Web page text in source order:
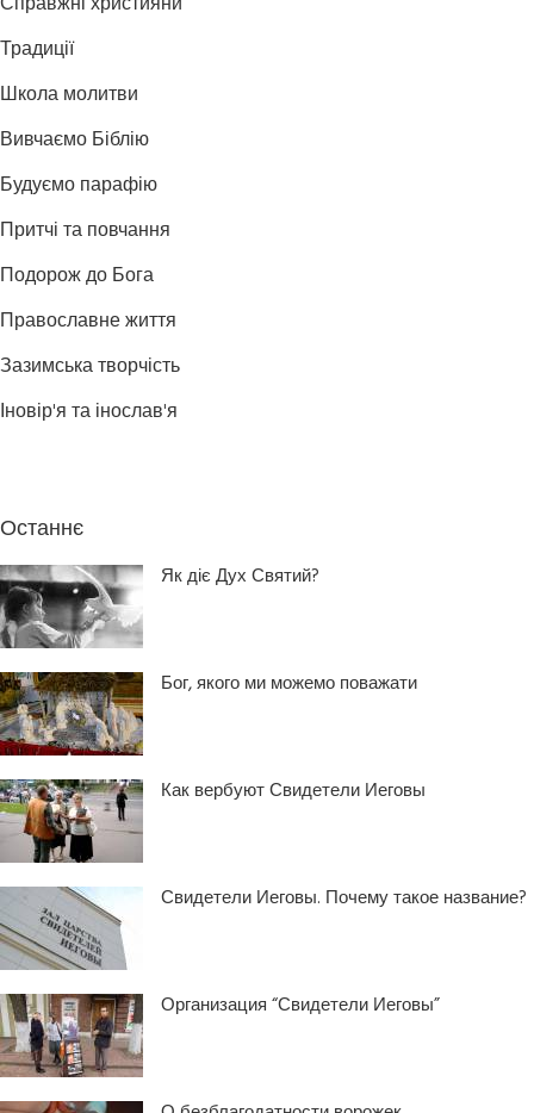
Традиції
Школа молитви
Вивчаємо Біблію
Будуємо парафію
Притчі та повчання
Подорож до Бога
Православне життя
Зазимська творчість
Іновір'я та інослав'я
Останнє
Як діє Дух Святий?
Бог, якого ми можемо поважати
Как вербуют Свидетели Иеговы
Свидетели Иеговы. Почему такое название?
Организация “Свидетели Иеговы”